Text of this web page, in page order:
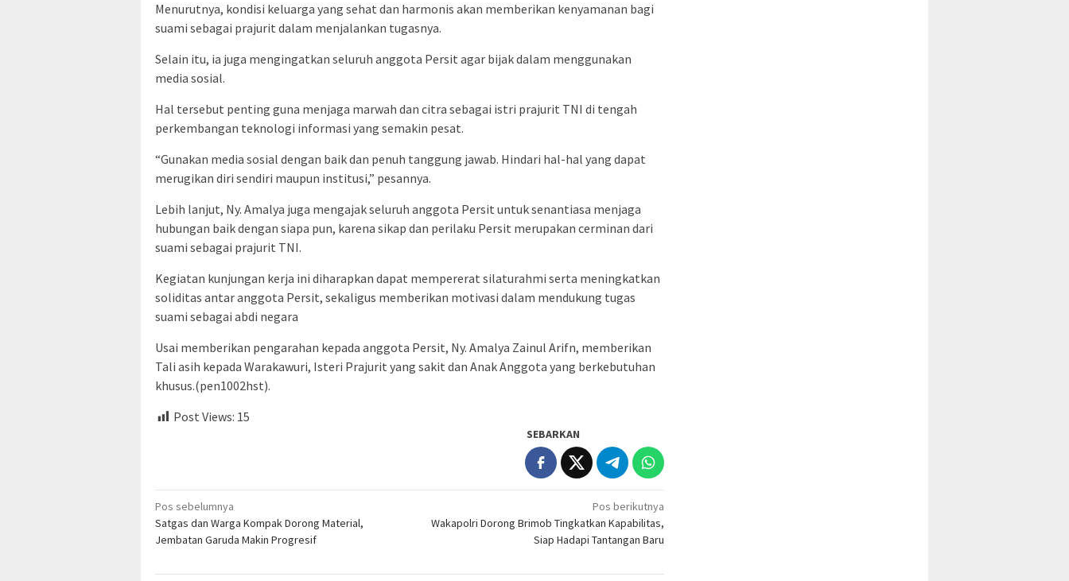
Menurutnya, kondisi keluarga yang sehat dan harmonis akan memberikan kenyamanan bagi
suami sebagai prajurit dalam menjalankan tugasnya.
Selain itu, ia juga mengingatkan seluruh anggota Persit agar bijak dalam menggunakan
media sosial.
Hal tersebut penting guna menjaga marwah dan citra sebagai istri prajurit TNI di tengah
perkembangan teknologi informasi yang semakin pesat.
“Gunakan media sosial dengan baik dan penuh tanggung jawab. Hindari hal-hal yang dapat
merugikan diri sendiri maupun institusi,” pesannya.
Lebih lanjut, Ny. Amalya juga mengajak seluruh anggota Persit untuk senantiasa menjaga
hubungan baik dengan siapa pun, karena sikap dan perilaku Persit merupakan cerminan dari
suami sebagai prajurit TNI.
Kegiatan kunjungan kerja ini diharapkan dapat mempererat silaturahmi serta meningkatkan
soliditas antar anggota Persit, sekaligus memberikan motivasi dalam mendukung tugas
suami sebagai abdi negara
Usai memberikan pengarahan kepada anggota Persit, Ny. Amalya Zainul Arifn, memberikan
Tali asih kepada Warakawuri, Isteri Prajurit yang sakit dan Anak Anggota yang berkebutuhan
khusus.(pen1002hst).
Post Views: 15
SEBARKAN
Navigasi
pos
Pos sebelumnya
Satgas dan Warga Kompak Dorong Material,
Jembatan Garuda Makin Progresif
Pos berikutnya
Wakapolri Dorong Brimob Tingkatkan Kapabilitas,
Siap Hadapi Tantangan Baru